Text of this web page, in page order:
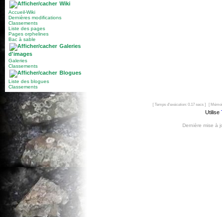
Wiki
Accueil-Wiki
Dernières modifications
Classements
Liste des pages
Pages orphelines
Bac à sable
Galeries
d'images
Galeries
Classements
Blogues
Liste des blogues
Classements
[ Temps d'exécution: 0.17 secs ] [
Utilise
Dernière mise à